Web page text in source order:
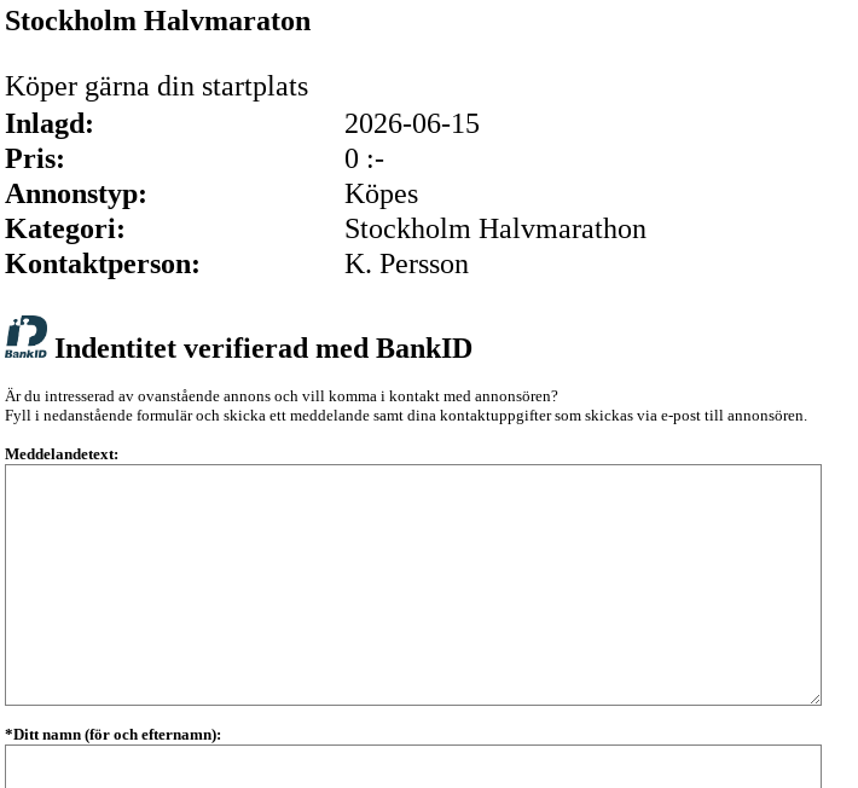
Stockholm Halvmaraton
Köper gärna din startplats
Inlagd:
2026-06-15
Pris:
0 :-
Annonstyp:
Köpes
Kategori:
Stockholm Halvmarathon
Kontaktperson:
K. Persson
Indentitet verifierad med BankID
Är du intresserad av ovanstående annons och vill komma i kontakt med annonsören?
Fyll i nedanstående formulär och skicka ett meddelande samt dina kontaktuppgifter som skickas via e-post till annonsören.
Meddelandetext:
*Ditt namn (för och efternamn):